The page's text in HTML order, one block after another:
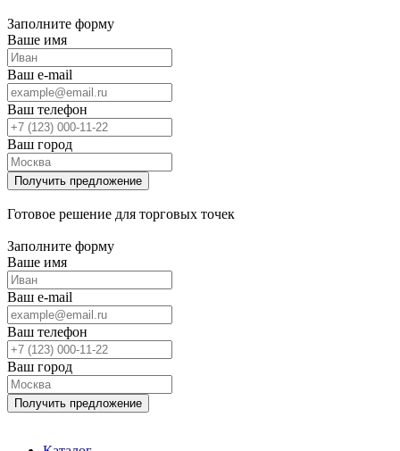
Заполните форму
Ваше имя
Ваш e-mail
Ваш телефон
Ваш город
Готовое решение для торговых точек
Заполните форму
Ваше имя
Ваш e-mail
Ваш телефон
Ваш город